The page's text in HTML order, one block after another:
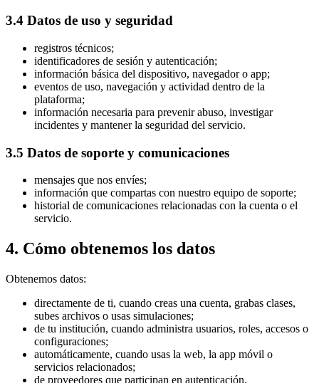
3.4 Datos de uso y seguridad
registros técnicos;
identificadores de sesión y autenticación;
información básica del dispositivo, navegador o app;
eventos de uso, navegación y actividad dentro de la
plataforma;
información necesaria para prevenir abuso, investigar
incidentes y mantener la seguridad del servicio.
3.5 Datos de soporte y comunicaciones
mensajes que nos envíes;
información que compartas con nuestro equipo de soporte;
historial de comunicaciones relacionadas con la cuenta o el
servicio.
4. Cómo obtenemos los datos
Obtenemos datos:
directamente de ti, cuando creas una cuenta, grabas clases,
subes archivos o usas simulaciones;
de tu institución, cuando administra usuarios, roles, accesos o
configuraciones;
automáticamente, cuando usas la web, la app móvil o
servicios relacionados;
de proveedores que participan en autenticación,